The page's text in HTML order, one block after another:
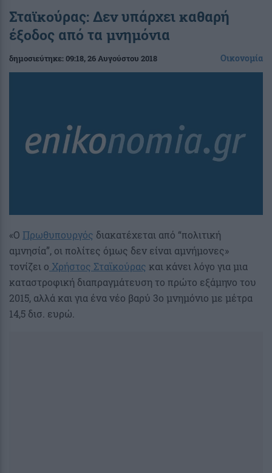
Σταϊκούρας: Δεν υπάρχει καθαρή
έξοδος από τα μνημόνια
δημοσιεύτηκε:09:18, 26 Αυγούστου 2018 Οικονομία
«Ο Πρωθυπουργός διακατέχεται από “πολιτική
αμνησία”, οι πολίτες όμως δεν είναι αμνήμονες»
τονίζει ο Χρήστος Σταϊκούρας και κάνει λόγο για μια
καταστροφική διαπραγμάτευση το πρώτο εξάμηνο του
2015, αλλά και για ένα νέο βαρύ 3ο μνημόνιο με μέτρα
14,5 δισ. ευρώ.